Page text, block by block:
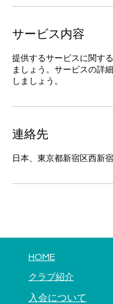
サービス内容
提供するサービスに関す
ましょう。サービスの詳
しましょう。
連絡先
日本、東京都新宿区西新宿
​HOME
​クラブ紹介
​入会について